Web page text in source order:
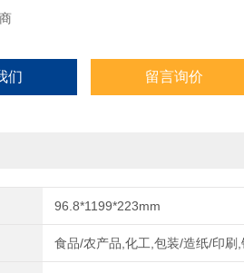
们 留言询价
96.8*1199*223mm
食品/农产品,化工,包装/造纸/印刷,